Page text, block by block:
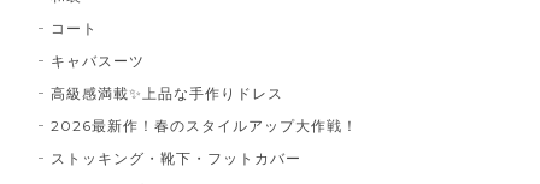
コート
キャバスーツ
高級感満載✨上品な手作りドレス
2026最新作！春のスタイルアップ大作戦！
ストッキング・靴下・フットカバー